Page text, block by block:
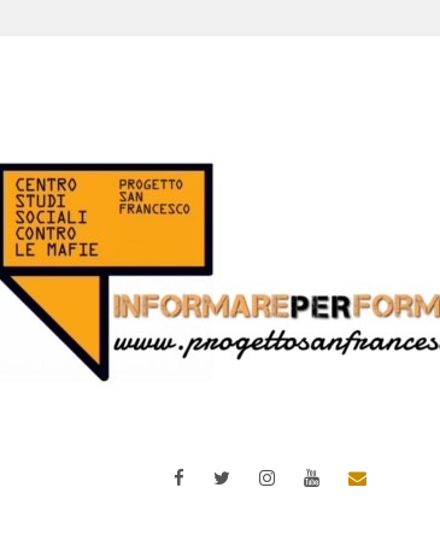
FacebookTwitterInstagramYouTubeEmail